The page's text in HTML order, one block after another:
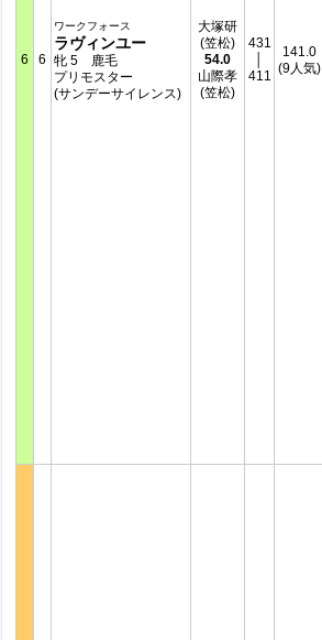
6 6
ワークフォース
ラヴィンユー
牝 5 鹿毛
プリモスター
(サンデーサイレンス)
大塚研
(笠松)
54.0
山際孝
(笠松)
431
411
141.0
(9人気)